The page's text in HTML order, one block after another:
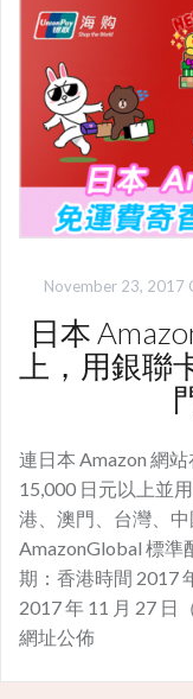
November 23, 2017
日本
上，用銀聯
連日本 Amazon 網
15,000 日元以上並
港、澳門、台灣、
AmazonGlobal 標準
期：香港時間 2017
2017 年 11 月 27 日
網址公佈